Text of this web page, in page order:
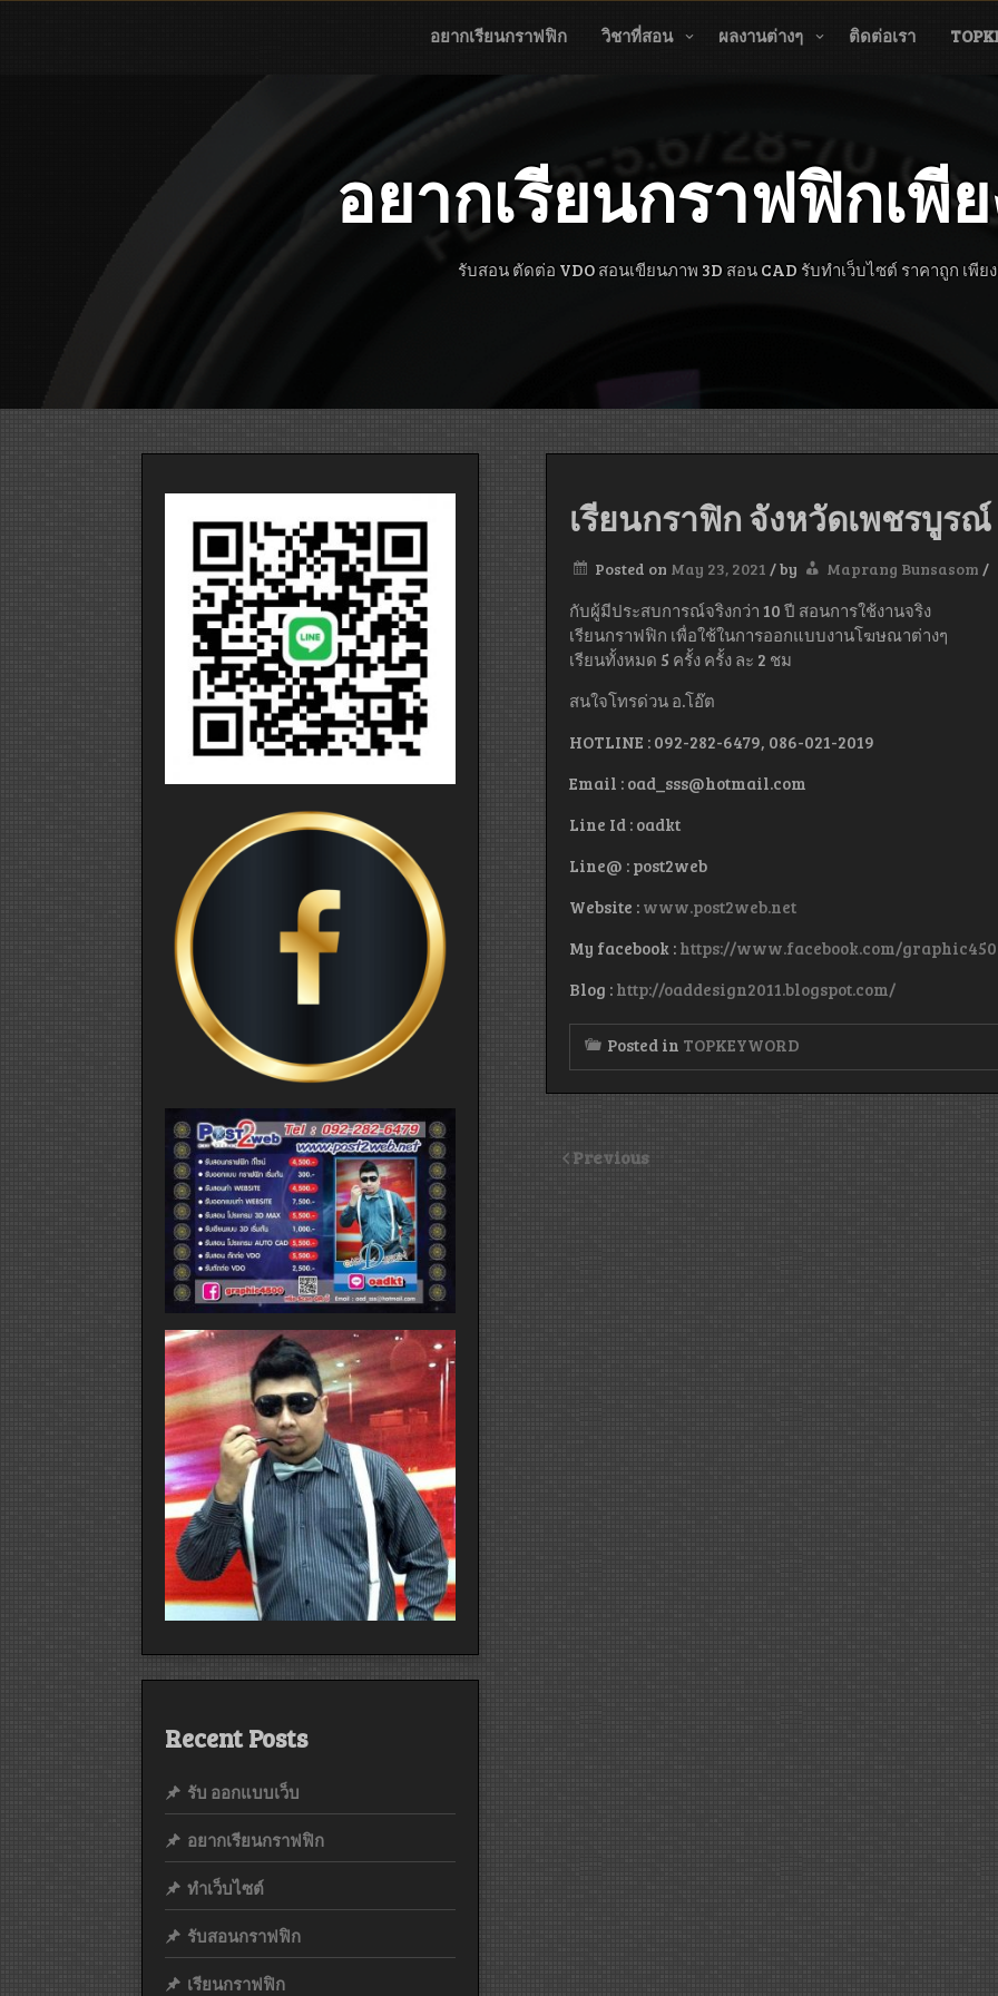
Skip
อยากเรียนกราฟฟิก วิชาที่สอน ผลงานต่างๆ ติดต่อเรา
อยากเรียนกราฟฟิกเพีย
รับสอน ตัดต่อ VDO สอนเขียนภาพ 3D สอน CAD รับทำเว็บไซต์ ราคาถูก เพีย
เรียนกราฟิก จังหวัดเพชรบูรณ์
Posted on May 23, 2021 /by Maprang Bunsasom /
กับผู้มีประสบการณ์จริงกว่า 10 ปี สอนการใช้งานจริง
เรียนกราฟฟิก เพื่อใช้ในการออกแบบงานโฆษณาต่างๆ
เรียนทั้งหมด 5 ครั้ง ครั้ง ละ 2 ชม
สนใจโทรด่วน อ.โอ๊ต
HOTLINE : 092-282-6479, 086-021-2019
Email : oad_sss@hotmail.com
Line Id : oadkt
Line@ : post2web
Website : www.post2web.net
My facebook : https://www.facebook.com/
Blog : http://oaddesign2011.blogspot.com/
Posted in TOPKEYWORD
Previous
Recent Posts
รับ ออกแบบเว็บ
อยากเรียนกราฟฟิก
ทำเว็บไซต์
รับสอนกราฟฟิก
เรียนกราฟฟิก